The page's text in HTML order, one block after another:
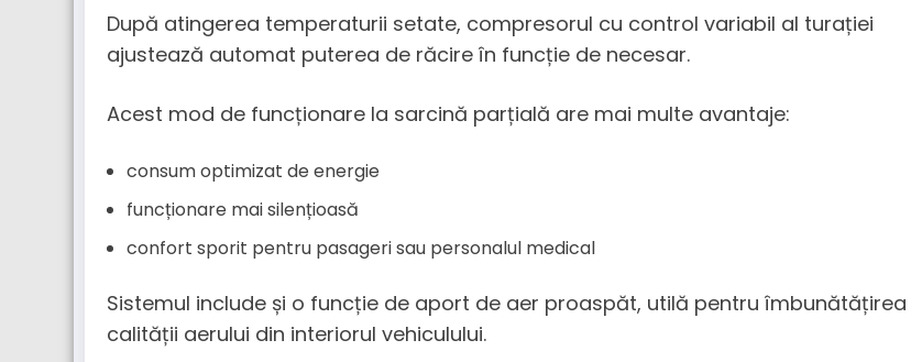
După atingerea temperaturii setate, compresorul cu control variabil al turației
ajustează automat puterea de răcire în funcție de necesar.
Acest mod de funcționare la sarcină parțială are mai multe avantaje:
consum optimizat de energie
funcționare mai silențioasă
confort sporit pentru pasageri sau personalul medical
Sistemul include și o funcție de aport de aer proaspăt, utilă pentru îmbunătățirea
calității aerului din interiorul vehiculului.